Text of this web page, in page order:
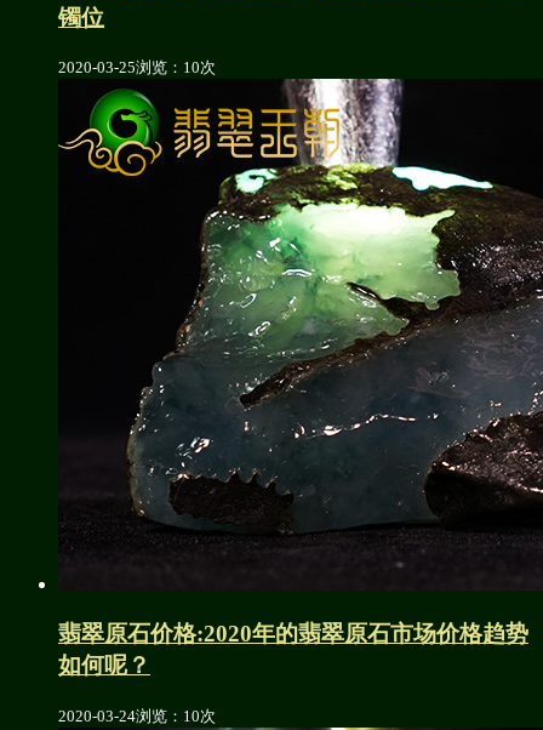
镯位
2020-03-25浏览：10次
翡翠原石价格:2020年的翡翠原石市场价格趋势
如何呢？
2020-03-24浏览：10次